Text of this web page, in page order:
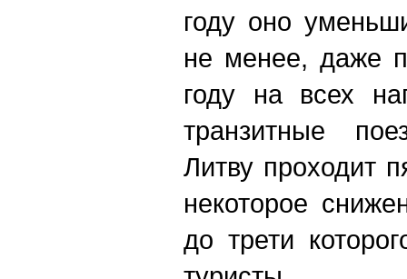
году оно
не менее, даже
году на всех
транзитные
Литву проходит
некоторое
до трети